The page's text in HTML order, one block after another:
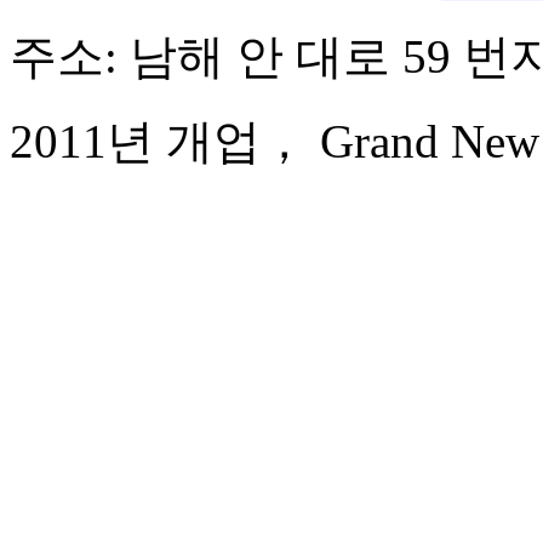
주소: 남해 안 대로 59 번
2011년 개업， Grand